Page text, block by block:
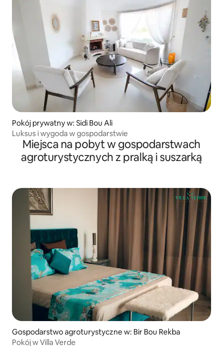
Pokój prywatny w: Sidi Bou Ali
Luksus i wygoda w gospodarstwie
Miejsca na pobyt w gospodarstwach
agroturystycznych z pralką i suszarką
Gospodarstwo agroturystyczne w: Bir Bou Rekba
Pokój w Villa Verde